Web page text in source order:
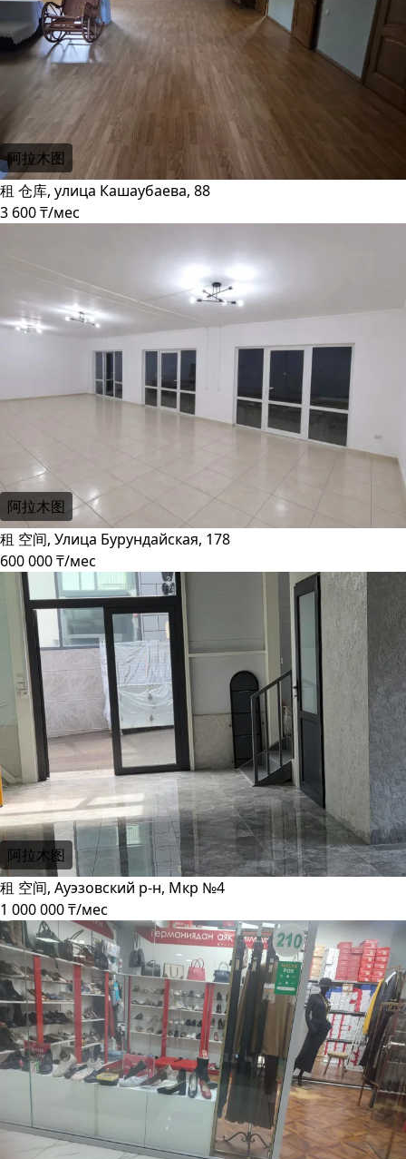
阿拉木图
租 仓库, улица Кашаубаева, 88
3 600 ₸/мес
阿拉木图
租 空间, Улица Бурундайская, 178
600 000 ₸/мес
阿拉木图
租 空间, Ауэзовский р-н, Мкр №4
1 000 000 ₸/мес